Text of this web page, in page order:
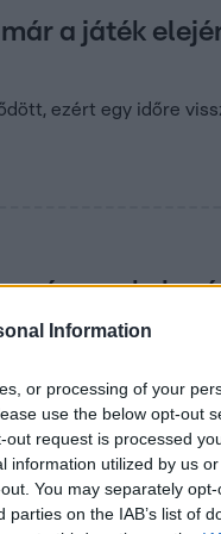
Information
or processing of your
use the below opt-out
request is processed
information utilized by us
You may separately
on the IAB’s list of
a játék
ezért egy időre
és egy
főzés közben
az elemei,
mi is